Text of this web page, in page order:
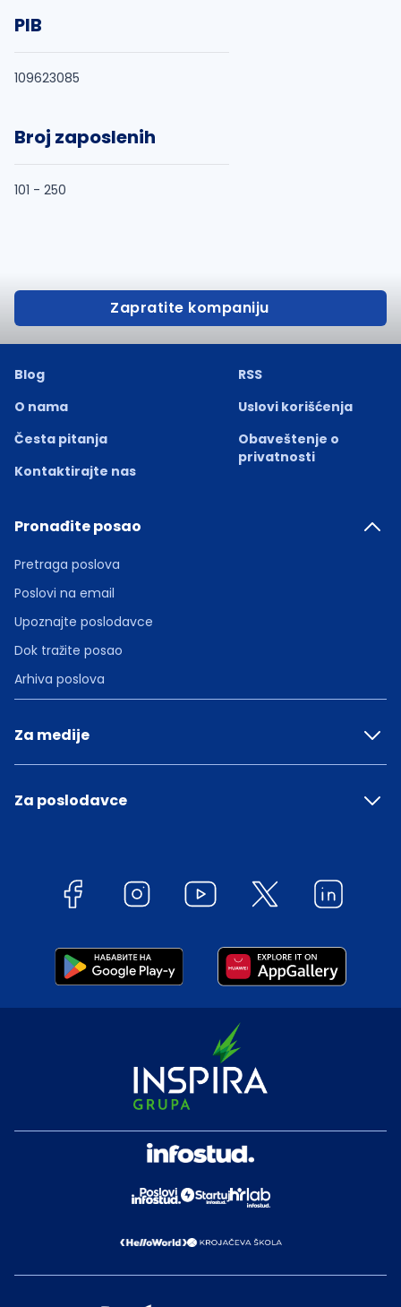
PIB
109623085
Broj zaposlenih
101 - 250
Zapratite kompaniju
Blog
O nama
Česta pitanja
Kontaktirajte nas
RSS
Uslovi korišćenja
Obaveštenje o
privatnosti
Pronađite posao
Pretraga poslova
Poslovi na email
Upoznajte poslodavce
Dok tražite posao
Arhiva poslova
Za medije
Za poslodavce